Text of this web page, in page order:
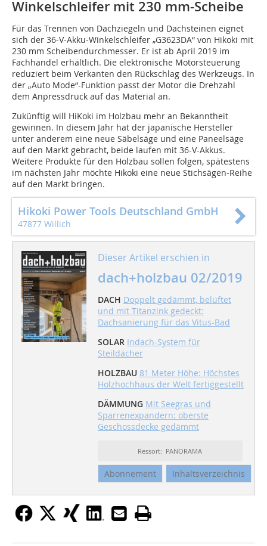
Winkelschleifer mit 230 mm-Scheibe
Für das Trennen von Dachziegeln und Dachsteinen eignet
sich der 36-V-Akku-Winkelschleifer „G3623DA“ von Hikoki mit
230 mm Scheibendurchmesser. Er ist ab April 2019 im
Fachhandel erhältlich. Die elektronische Motorsteuerung
reduziert beim Verkanten den Rückschlag des Werkzeugs. In
der „Auto Mode“-Funktion passt der Motor die Drehzahl
dem Anpressdruck auf das Material an.
Zukünftig will HiKoki im Holzbau mehr an Bekanntheit
gewinnen. In diesem Jahr hat der japanische Hersteller
unter anderem eine neue Säbelsäge und eine Paneelsäge
auf den Markt gebracht, beide laufen mit 36-V-Akkus.
Weitere Produkte für den Holzbau sollen folgen, spätestens
im nächsten Jahr möchte Hikoki eine neue Stichsägen-Reihe
auf den Markt bringen.
Hikoki Power Tools Deutschland GmbH
47877 Willich
Dieser Artikel erschien in
dach+holzbau 02/2019
DACH Doppelt gedämmt, belüftet
und mit Titanzink gedeckt:
Dachsanierung für das Vitus-Bad
SOLAR Indach-System für
Steildächer
HOLZBAU 81 Meter Höhe: Höchstes
Holzhochhaus der Welt fertiggestellt
DÄMMUNG Mit Seegras und
Sparrenexpandern: oberste
Geschossdecke gedämmt
Ressort: PANORAMA
Abonnement Inhaltsverzeichnis